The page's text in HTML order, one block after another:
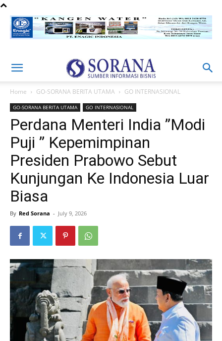
Home GO-SORANA BERITA UTAMA GO INTERNASIONAL
GO-SORANA BERITA UTAMA GO INTERNASIONAL
Perdana Menteri India ”Modi
Puji ” Kepemimpinan
Presiden Prabowo Sebut
Kunjungan Ke Indonesia Luar
Biasa
By Red Sorana - July 9, 2026